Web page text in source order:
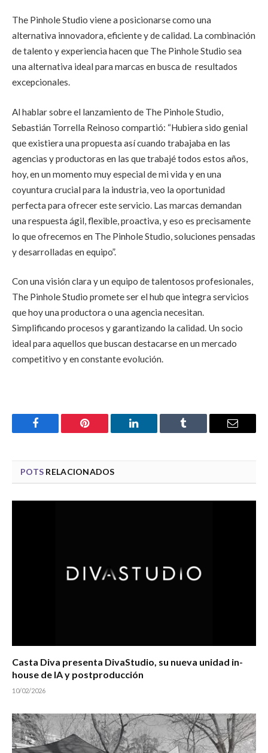
The Pinhole Studio viene a posicionarse como una
alternativa innovadora, eficiente y de calidad. La combinación
de talento y experiencia hacen que The Pinhole Studio sea
una alternativa ideal para marcas en busca de resultados
excepcionales.
Al hablar sobre el lanzamiento de The Pinhole Studio,
Sebastián Torrella Reinoso compartió: “Hubiera sido genial
que existiera una propuesta así cuando trabajaba en las
agencias y productoras en las que trabajé todos estos años,
hoy, en un momento muy especial de mi vida y en una
coyuntura crucial para la industria, veo la oportunidad
perfecta para ofrecer este servicio. Las marcas demandan
una respuesta ágil, flexible, proactiva, y eso es precisamente
lo que ofrecemos en The Pinhole Studio, soluciones pensadas
y desarrolladas en equipo”.
Con una visión clara y un equipo de talentosos profesionales,
The Pinhole Studio promete ser el hub que integra servicios
que hoy una productora o una agencia necesitan.
Simplificando procesos y garantizando la calidad. Un socio
ideal para aquellos que buscan destacarse en un mercado
competitivo y en constante evolución.
Facebook Pinterest LinkedIn Tumblr Email
POTS RELACIONADOS
Casta Diva presenta DivaStudio, su nueva unidad in-
house de IA y postproducción
10/02/2026